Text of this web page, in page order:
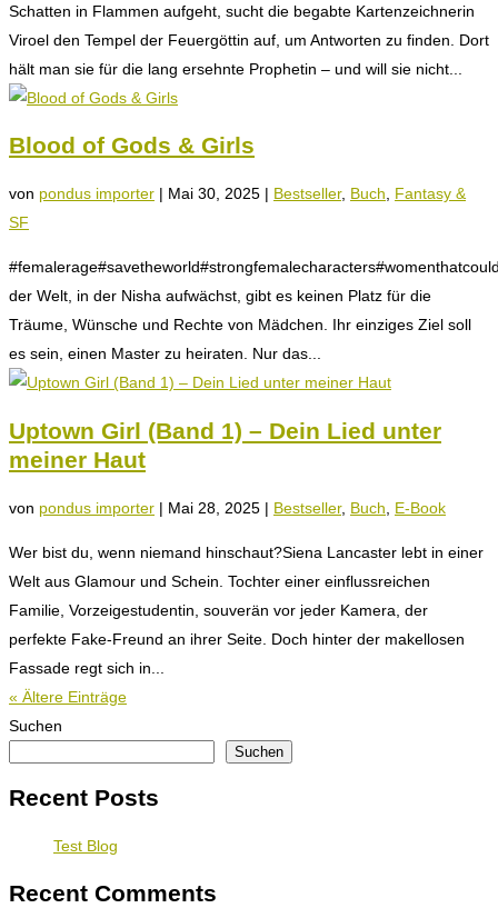
Schatten in Flammen aufgeht, sucht die begabte Kartenzeichnerin
Viroel den Tempel der Feuergöttin auf, um Antworten zu finden. Dort
hält man sie für die lang ersehnte Prophetin – und will sie nicht...
Blood of Gods & Girls
von pondus importer | Mai 30, 2025 | Bestseller, Buch, Fantasy &
SF
der Welt, in der Nisha aufwächst, gibt es keinen Platz für die
Träume, Wünsche und Rechte von Mädchen. Ihr einziges Ziel soll
es sein, einen Master zu heiraten. Nur das...
Uptown Girl (Band 1) – Dein Lied unter
meiner Haut
von pondus importer | Mai 28, 2025 | Bestseller, Buch, E-Book
Wer bist du, wenn niemand hinschaut?Siena Lancaster lebt in einer
Welt aus Glamour und Schein. Tochter einer einflussreichen
Familie, Vorzeigestudentin, souverän vor jeder Kamera, der
perfekte Fake-Freund an ihrer Seite. Doch hinter der makellosen
Fassade regt sich in...
« Ältere Einträge
Suchen
Suchen
Recent Posts
Test Blog
Recent Comments